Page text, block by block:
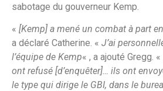
sabotage du gouverneur Kemp.
« [Kemp] a mené un combat à part
a déclaré Catherine. « J’ai
l’équipe de Kemp« , a ajouté Gregg. «
ont refusé [d’enquêter]… ils ont
le type qui dirige le GBI, dans le